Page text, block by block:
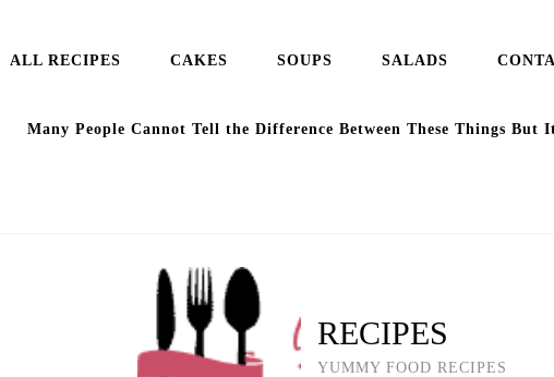
ALL RECIPES CAKES SOUPS SALADS
Many People Cannot Tell the Difference Between These Things But
RECIPES
YUMMY FOOD RECIPES